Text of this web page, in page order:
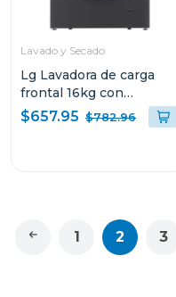
Lavado y Secado
Lg Lavadora de carga
frontal 16kg con
secadora integrada ai dd
wifi color grafito
$657.95 $782.96
1 2 3